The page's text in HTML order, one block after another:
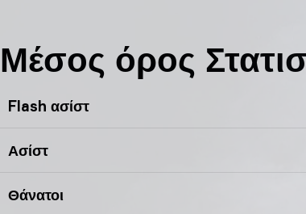
Μέσος όρος
Flash ασίστ
Ασίστ
Θάνατοι